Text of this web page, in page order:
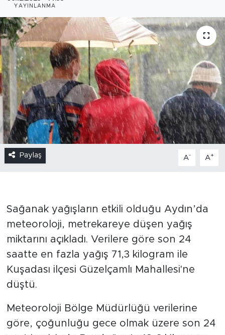
YAYINLANMA
Paylaş A- A+
Sağanak yağışların etkili olduğu Aydın’da
meteoroloji, metrekareye düşen yağış
miktarını açıkladı. Verilere göre son 24
saatte en fazla yağış 71,3 kilogram ile
Kuşadası ilçesi Güzelçamlı Mahallesi'ne
düştü.
Meteoroloji Bölge Müdürlüğü verilerine
göre, çoğunluğu gece olmak üzere son 24